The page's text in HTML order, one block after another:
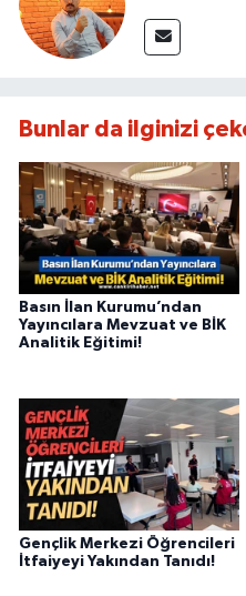
Bunlar da ilginizi
Basın İlan Kurumu’ndan
Yayıncılara Mevzuat ve BİK
Analitik Eğitimi!
Gençlik Merkezi Öğrencileri
İtfaiyeyi Yakından Tanıdı!